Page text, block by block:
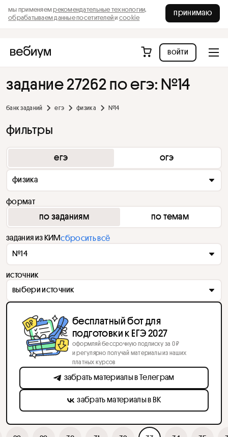
мы применяемрекомендательные технологии,
обрабатываем данные посетителейи cookie
принимаю
войти
задание 27262 по егэ: №14
банк заданий егэ физика №14
фильтры
егэ огэ
физика
формат
по заданиям по темам
задания из КИМсбросить всё
№14
источник
выбери источник
бесплатный бот для
подготовки к ЕГЭ 2027
оформляй бессрочную подписку за 0 ₽
и регулярно получай материалы из наших
платных курсов
забрать материалы в Телеграм
забрать материалы в ВК